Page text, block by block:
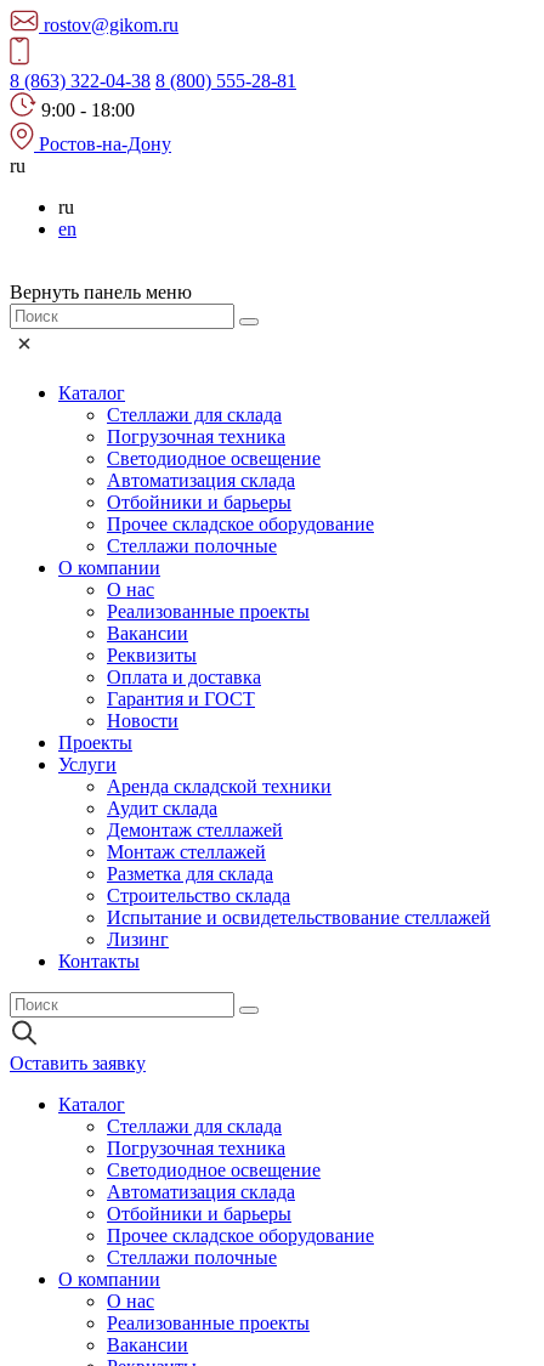
rostov@gikom.ru
8 (863) 322-04-38 8 (800) 555-28-81
9:00 - 18:00
Ростов-на-Дону
ru
ru
en
Вернуть панель меню
Каталог
Стеллажи для склада
Погрузочная техника
Светодиодное освещение
Автоматизация склада
Отбойники и барьеры
Прочее складское оборудование
Стеллажи полочные
О компании
О нас
Реализованные проекты
Вакансии
Реквизиты
Оплата и доставка
Гарантия и ГОСТ
Новости
Проекты
Услуги
Аренда складской техники
Аудит склада
Демонтаж стеллажей
Монтаж стеллажей
Разметка для склада
Строительство склада
Испытание и освидетельствование стеллажей
Лизинг
Контакты
Оставить заявку
Каталог
Стеллажи для склада
Погрузочная техника
Светодиодное освещение
Автоматизация склада
Отбойники и барьеры
Прочее складское оборудование
Стеллажи полочные
О компании
О нас
Реализованные проекты
Вакансии